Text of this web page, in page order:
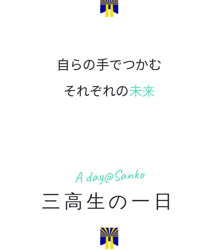
自らの手でつかむ
それぞれの未来
A day@Sanko
三高生の一日